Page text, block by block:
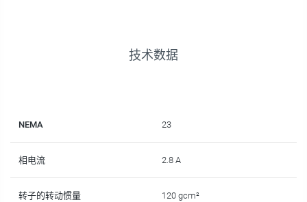
技术数据
NEMA 23
相电流 2.8 A
转子的转动惯量 120 gcm²